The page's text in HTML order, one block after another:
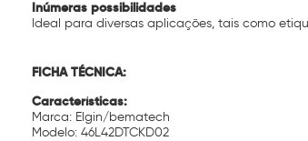
Inúmeras possibilidades
Ideal para diversas aplicações, tais como
FICHA TÉCNICA:
Características:
Marca: Elgin/bematech
Modelo: 46L42DTCKD02